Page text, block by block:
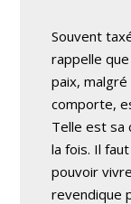
Souvent
rappelle
paix, malgré
comporte,
Telle est sa
la fois. Il
pouvoir
revendique